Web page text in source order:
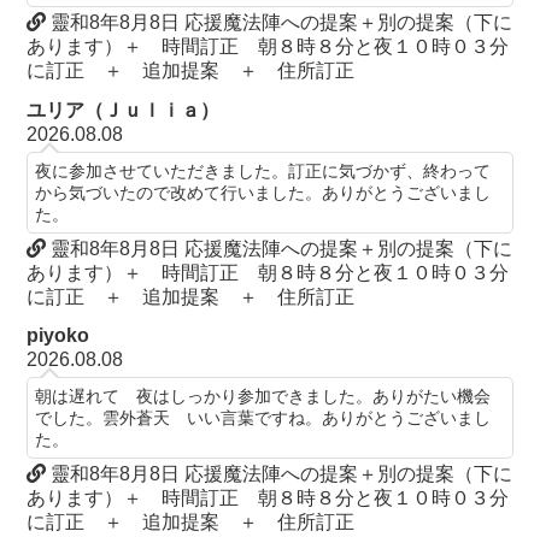
靈和8年8月8日 応援魔法陣への提案＋別の提案（下に
あります）＋ 時間訂正 朝８時８分と夜１０時０３分
に訂正 ＋ 追加提案 ＋ 住所訂正
ユリア（Ｊｕｌｉａ）
2026.08.08
夜に参加させていただきました。訂正に気づかず、終わって
から気づいたので改めて行いました。ありがとうございまし
た。
靈和8年8月8日 応援魔法陣への提案＋別の提案（下に
あります）＋ 時間訂正 朝８時８分と夜１０時０３分
に訂正 ＋ 追加提案 ＋ 住所訂正
piyoko
2026.08.08
朝は遅れて 夜はしっかり参加できました。ありがたい機会
でした。雲外蒼天 いい言葉ですね。ありがとうございまし
た。
靈和8年8月8日 応援魔法陣への提案＋別の提案（下に
あります）＋ 時間訂正 朝８時８分と夜１０時０３分
に訂正 ＋ 追加提案 ＋ 住所訂正